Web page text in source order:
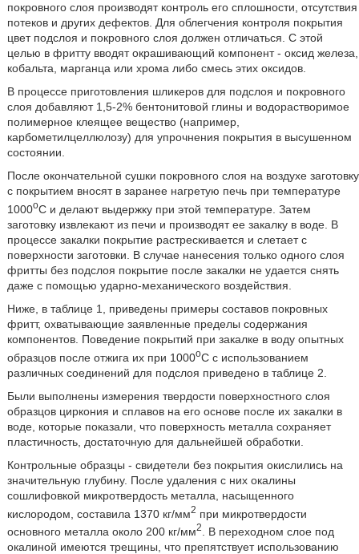
покровного слоя производят контроль его сплошности, отсутствия
потеков и других дефектов. Для облегчения контроля покрытия
цвет подслоя и покровного слоя должен отличаться. С этой
целью в фритту вводят окрашивающий компонент - оксид железа,
кобальта, марганца или хрома либо смесь этих оксидов.
В процессе приготовления шликеров для подслоя и покровного
слоя добавляют 1,5-2% бентонитовой глины и водорастворимое
полимерное клеящее вещество (например,
карбометилцеллюлозу) для упрочнения покрытия в высушенном
состоянии.
После окончательной сушки покровного слоя на воздухе заготовку
с покрытием вносят в заранее нагретую печь при температуре
1000oC и делают выдержку при этой температуре. Затем
заготовку извлекают из печи и производят ее закалку в воде. В
процессе закалки покрытие растрескивается и слетает с
поверхности заготовки. В случае нанесения только одного слоя
фритты без подслоя покрытие после закалки не удается снять
даже с помощью ударно-механического воздействия.
Ниже, в таблице 1, приведены примеры составов покровных
фритт, охватывающие заявленные пределы содержания
компонентов. Поведение покрытий при закалке в воду опытных
образцов после отжига их при 1000oC с использованием
различных соединений для подслоя приведено в таблице 2.
Были выполнены измерения твердости поверхностного слоя
образцов циркония и сплавов на его основе после их закалки в
воде, которые показали, что поверхность металла сохраняет
пластичность, достаточную для дальнейшей обработки.
Контрольные образцы - свидетели без покрытия окислились на
значительную глубину. После удаления с них окалины
сошлифовкой микротвердость металла, насыщенного
кислородом, составила 1370 кг/мм2 при микротвердости
основного металла около 200 кг/мм2
. В переходном слое под
окалиной имеются трещины, что препятствует использованию